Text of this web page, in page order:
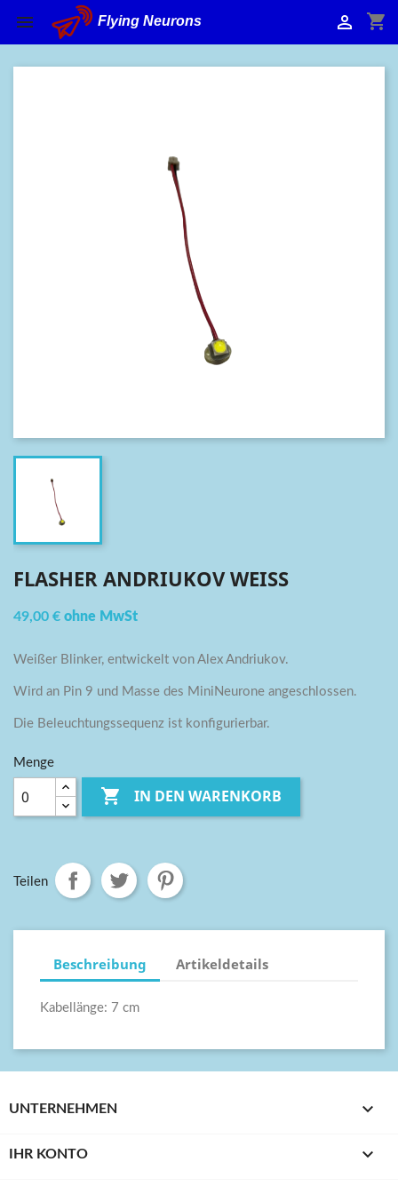
 shopping_cart

Flying Neurons
FLASHER ANDRIUKOV WEISS
49,00 € ohne MwSt
Weißer Blinker, entwickelt von Alex Andriukov.
Wird an Pin 9 und Masse des MiniNeurone angeschlossen.
Die Beleuchtungssequenz ist konfigurierbar.
Menge
 IN DEN WARENKORB
Teilen
Beschreibung Artikeldetails
Kabellänge: 7 cm
UNTERNEHMEN 
IHR KONTO 